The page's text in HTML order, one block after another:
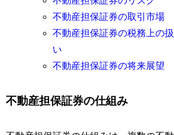
不動産担保証券の取引市場
不動産担保証券の税務上の扱
い
不動産担保証券の将来展望
不動産担保証券の仕組み